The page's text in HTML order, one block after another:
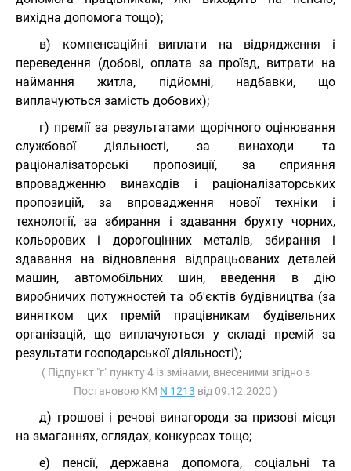
вихідна допомога тощо);
в) компенсаційні виплати на відрядження і
переведення (добові, оплата за проїзд, витрати на
наймання житла, підйомні, надбавки, що
виплачуються замість добових);
г) премії за результатами щорічного оцінювання
службової діяльності, за винаходи та
раціоналізаторські пропозиції, за сприяння
впровадженню винаходів і раціоналізаторських
пропозицій, за впровадження нової техніки і
технології, за збирання і здавання брухту чорних,
кольорових і дорогоцінних металів, збирання і
здавання на відновлення відпрацьованих деталей
машин, автомобільних шин, введення в дію
виробничих потужностей та об'єктів будівництва (за
винятком цих премій працівникам будівельних
організацій, що виплачуються у складі премій за
результати господарської діяльності);
( Підпункт "г" пункту 4 із змінами, внесеними згідно з
Постановою КМ N 1213 від 09.12.2020 )
д) грошові і речові винагороди за призові місця
на змаганнях, оглядах, конкурсах тощо;
е) пенсії, державна допомога, соціальні та